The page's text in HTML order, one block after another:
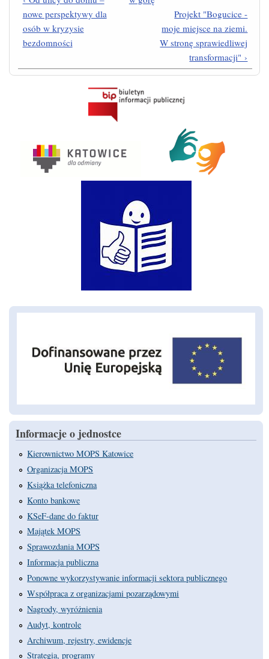
nowe perspektywy dla
osób w kryzysie
bezdomności
Projekt "Bogucice -
moje miejsce na ziemi.
W stronę sprawiedliwej
transformacji" ›
Informacje o jednostce
Kierownictwo MOPS Katowice
Organizacja MOPS
Książka telefoniczna
Konto bankowe
KSeF-dane do faktur
Majątek MOPS
Sprawozdania MOPS
Informacja publiczna
Ponowne wykorzystywanie informacji sektora publicznego
Współpraca z organizacjami pozarządowymi
Nagrody, wyróżnienia
Audyt, kontrole
Archiwum, rejestry, ewidencje
Strategia, programy